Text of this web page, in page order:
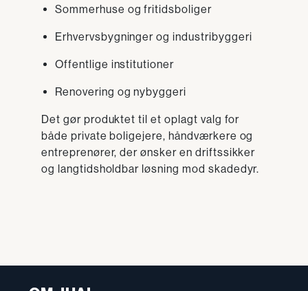
Sommerhuse og fritidsboliger
Erhvervsbygninger og industribyggeri
Offentlige institutioner
Renovering og nybyggeri
Det gør produktet til et oplagt valg for
både private boligejere, håndværkere og
entreprenører, der ønsker en driftssikker
og langtidsholdbar løsning mod skadedyr.